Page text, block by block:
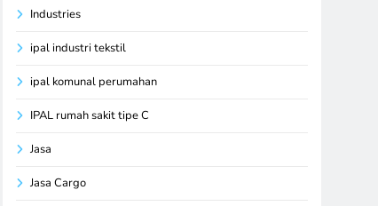
Industries
ipal industri tekstil
ipal komunal perumahan
IPAL rumah sakit tipe C
Jasa
Jasa Cargo